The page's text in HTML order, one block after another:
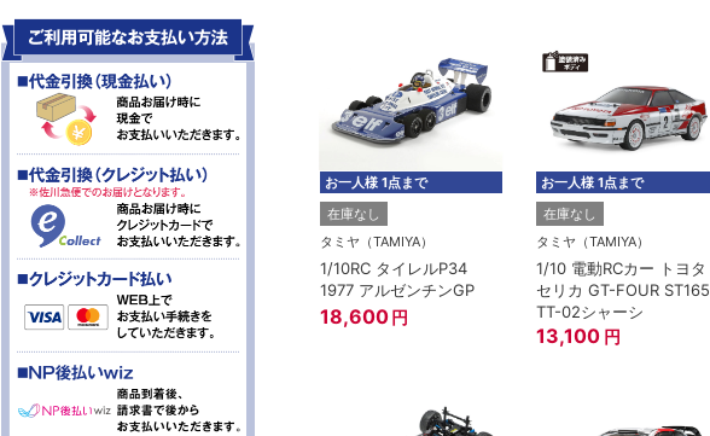
お一人様 1点まで
在庫なし
タミヤ（TAMIYA）
1/10RC タイレルP34
1977 アルゼンチンGP
18,600 円
お一人様 1点まで
在庫なし
タミヤ（TAMIYA）
1/10 電動RCカー トヨタ
セリカ GT-FOUR ST165
TT-02シャーシ
13,100 円